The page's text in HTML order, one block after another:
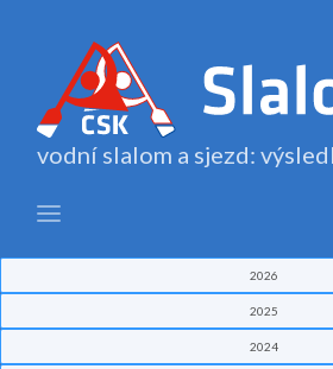
vodní slalom a sjezd:
2026
2025
2024